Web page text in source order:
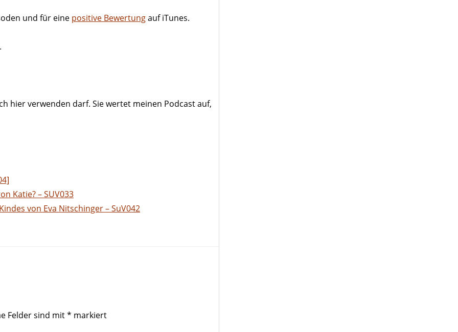
und für eine positive Bewertungauf iTunes.
hier verwenden darf. Sie wertet meinen Podcast auf,
Katie? – SUV033
von Eva Nitschinger – SuV042
Felder sind mit* markiert